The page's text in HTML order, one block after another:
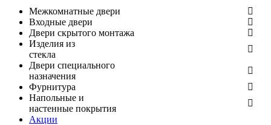
Межкомнатные двери
ШПОНИРОВАНЫЕ
ЭКОШПОН
ЭМАЛЬ
ИЗ МАССИВА СОСНЫ
Входные двери
МЕТАЛЛИЧЕСКИЕ ДВЕРИ
В КВАРТИРУ
ДЛЯ ДОМА
Двери скрытого монтажа
СТЕКЛЯННЫЕ
ЗЕРКАЛЬНЫЕ
КЕРАМОГРАНИТ
Изделия из
стекла
ДВЕРИ
ДУШЕВЫЕ КАБИНЫ И ПЕРЕГОРОДКИ
Двери специального
назначения
ПРОТИВОПОЖАРНЫЕ
Фурнитура
ДВЕРНЫЕ РУЧКИ
Напольные и
настенные покрытия
Акции